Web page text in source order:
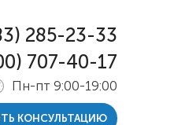
285-23-33
707-40-17
Пн-пт 9:00-19:00
КОНСУЛЬТАЦИЮ